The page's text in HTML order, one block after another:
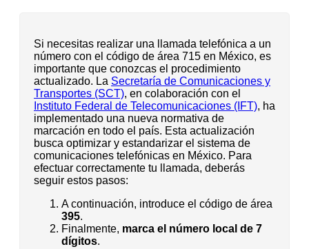
Si necesitas realizar una llamada telefónica a un
número con el código de área 715 en México, es
importante que conozcas el procedimiento
actualizado. La Secretaría de Comunicaciones y
Transportes (SCT), en colaboración con el
Instituto Federal de Telecomunicaciones (IFT), ha
implementado una nueva normativa de
marcación en todo el país. Esta actualización
busca optimizar y estandarizar el sistema de
comunicaciones telefónicas en México. Para
efectuar correctamente tu llamada, deberás
seguir estos pasos:
A continuación, introduce el código de área
395.
Finalmente, marca el número local de 7
dígitos.